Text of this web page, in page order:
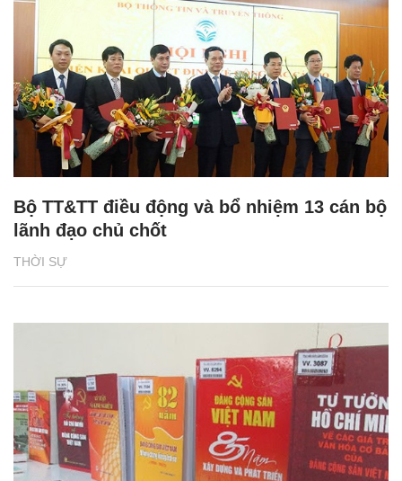
THỜI SỰ
Bộ TT&TT điều động và bổ nhiệm 13 cán bộ
lãnh đạo chủ chốt